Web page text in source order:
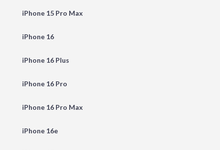
iPhone 15 Pro Max
iPhone 16
iPhone 16 Plus
iPhone 16 Pro
iPhone 16 Pro Max
iPhone 16e